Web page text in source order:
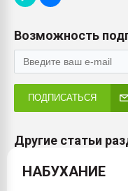
Возможность
ПОДПИСАТЬСЯ
Другие статьи
НАБУХАНИЕ